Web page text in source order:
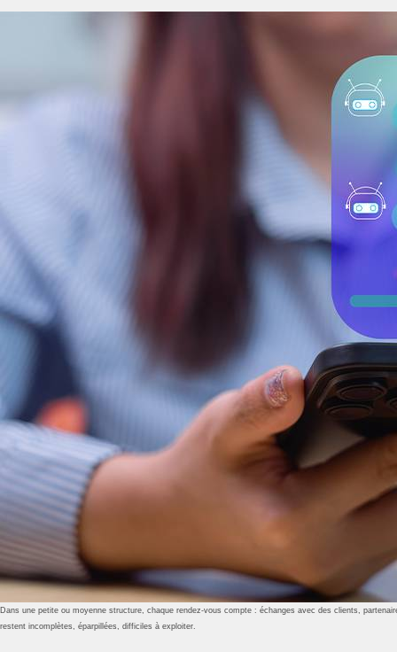
Dans une petite ou moyenne structure, chaque rendez-vous compte : échanges avec des clients,
restent incomplètes, éparpillées, difficiles à exploiter.